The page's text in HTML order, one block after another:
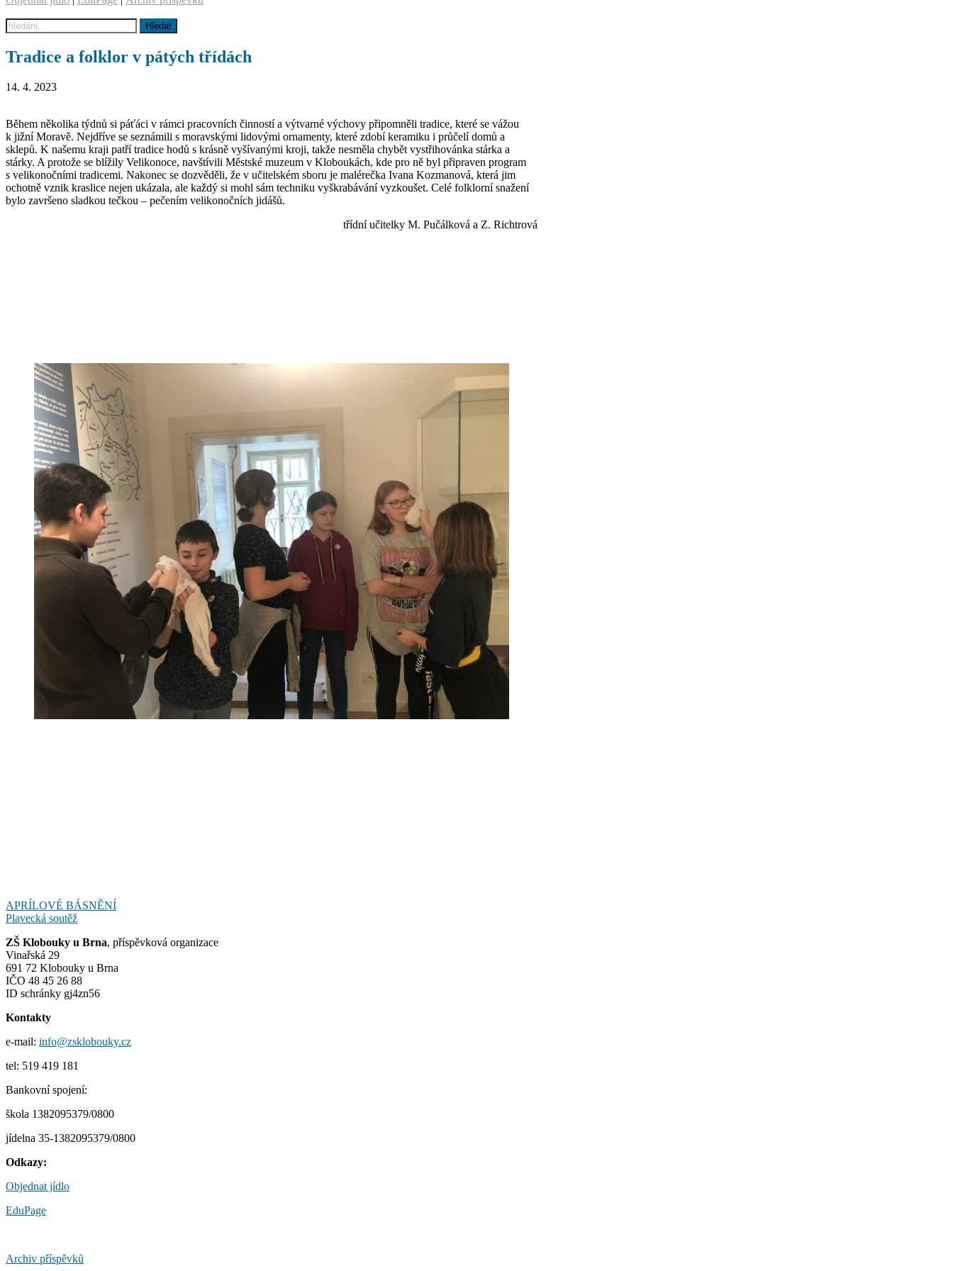
Tradice a folklor v pátých třídách
14. 4. 2023
Během několika týdnů si páťáci v rámci pracovních činností a výtvarné výchovy připomněli tradice, které se vážou
k jižní Moravě. Nejdříve se seznámili s moravskými lidovými ornamenty, které zdobí keramiku i průčelí domů a
sklepů. K našemu kraji patří tradice hodů s krásně vyšívanými kroji, takže nesměla chybět vystřihovánka stárka a
stárky. A protože se blížily Velikonoce, navštívili Městské muzeum v Kloboukách, kde pro ně byl připraven program
s velikonočními tradicemi. Nakonec se dozvěděli, že v učitelském sboru je malérečka Ivana Kozmanová, která jim
ochotně vznik kraslice nejen ukázala, ale každý si mohl sám techniku vyškrabávání vyzkoušet. Celé folklorní snažení
bylo završeno sladkou tečkou – pečením velikonočních jidášů.
třídní učitelky M. Pučálková a Z. Richtrová
Navigace
pro
příspěvek
APRÍLOVÉ BÁSNĚNÍ
Plavecká soutěž
ZŠ Klobouky u Brna, příspěvková organizace
Vinařská 29
691 72 Klobouky u Brna
IČO 48 45 26 88
ID schránky gj4zn56
Kontakty
e-mail: info@zsklobouky.cz
tel: 519 419 181
Bankovní spojení:
škola 1382095379/0800
jídelna 35-1382095379/0800
Odkazy:
Objednat jídlo
EduPage
Archiv příspěvků